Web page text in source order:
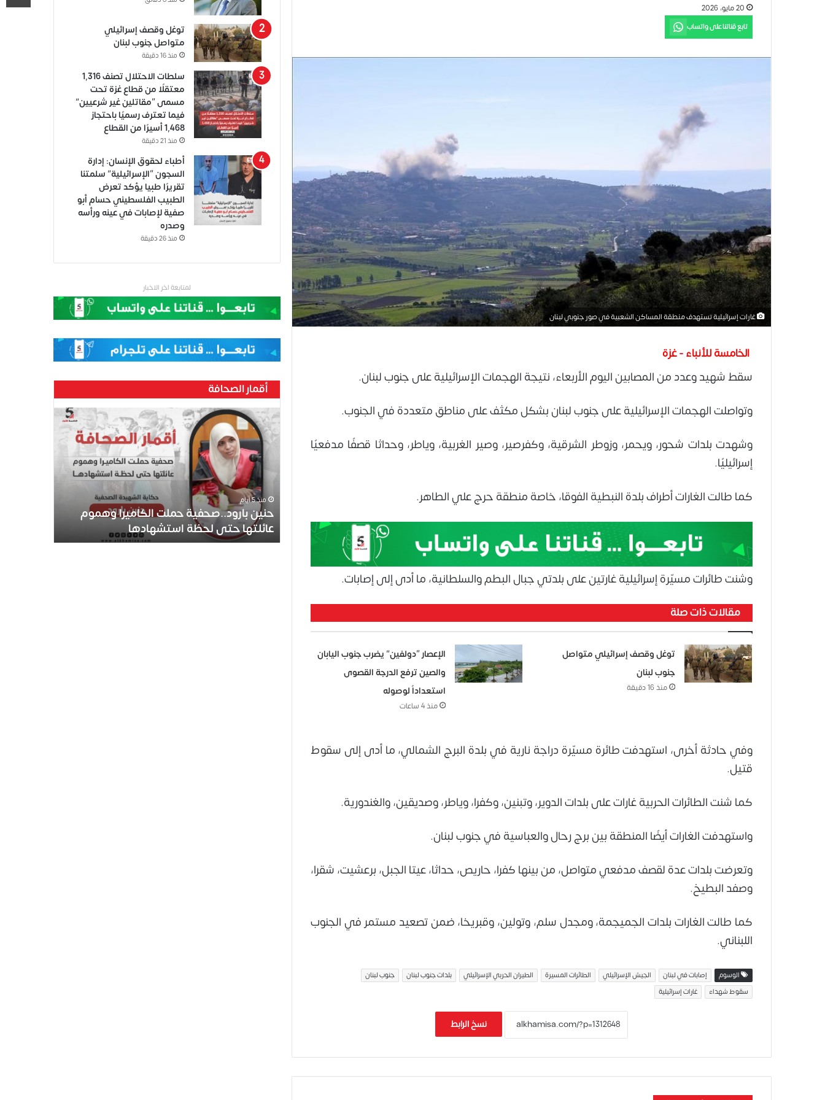
20 مايو، 2026
تابع قناتنا على واتساب
غارات إسرائيلية تستهدف منطقة المساكن الشعبية في صور جنوبي لبنان
الخامسة للأنباء - غزة
سقط شهيد وعدد من المصابين اليوم الأربعاء، نتيجة الهجمات الإسرائيلية على جنوب لبنان.
وتواصلت الهجمات الإسرائيلية على جنوب لبنان بشكل مكثف على مناطق متعددة في الجنوب.
وشهدت بلدات شحور، ويحمر، وزوطر الشرقية، وكفرصير، وصير الغربية، وياطر، وحداثا قصفًا مدفعيًا
إسرائيليًا.
كما طالت الغارات أطراف بلدة النبطية الفوقا، خاصة منطقة حرج علي الطاهر.
وشنت طائرات مسيّرة إسرائيلية غارتين على بلدتي جبال البطم والسلطانية، ما أدى إلى إصابات.
مقالات ذات صلة
توغل وقصف إسرائيلي متواصل
جنوب لبنان
منذ 16 دقيقة
الإعصار “دولفين” يضرب جنوب اليابان
والصين ترفع الدرجة القصوى
استعداداً لوصوله
منذ 4 ساعات
وفي حادثة أخرى، استهدفت طائرة مسيّرة دراجة نارية في بلدة البرج الشمالي، ما أدى إلى سقوط
قتيل.
كما شنت الطائرات الحربية غارات على بلدات الدوير، وتبنين، وكفرا، وياطر، وصديقين، والغندورية.
واستهدفت الغارات أيضًا المنطقة بين برج رحال والعباسية في جنوب لبنان.
وتعرضت بلدات عدة لقصف مدفعي متواصل، من بينها كفرا، حاريص، حداثا، عيتا الجبل، برعشيت، شقرا،
وصفد البطيخ.
كما طالت الغارات بلدات الجميجمة، ومجدل سلم، وتولين، وقبريخا، ضمن تصعيد مستمر في الجنوب
اللبناني.
الوسوم إصابات في لبنان الجيش الإسرائيلي الطائرات المسيرة الطيران الحربي الإسرائيلي بلدات جنوب لبنان
جنوب لبنان
سقوط شهداء
غارات إسرائيلية
نسخ الرابط
توغل وقصف إسرائيلي
متواصل جنوب لبنان
منذ 16 دقيقة
سلطات الاحتلال تصنف 1,316
معتقلًا من قطاع غزة تحت
مسمى “مقاتلين غير شرعيين”
فيما تعترف رسميًا باحتجاز
1,468 أسيرًا من القطاع
منذ 21 دقيقة
أطباء لحقوق الإنسان: إدارة
السجون “الإسرائيلية” سلمتنا
تقريرًا طبيا يؤكد تعرض
الطبيب الفلسطيني حسام أبو
صفية لإصابات في عينه ورأسه
وصدره
منذ 26 دقيقة
لمتابعة اخر الاخبار
أقمار الصحافة
حنين
بارود..صحفية
حملت
الكاميرا
وهموم
عائلتها
لحظة
استشهادها
منذ 5 أيام
حنين بارود..صحفية حملت الكاميرا وهموم
عائلتها حتى لحظة استشهادها